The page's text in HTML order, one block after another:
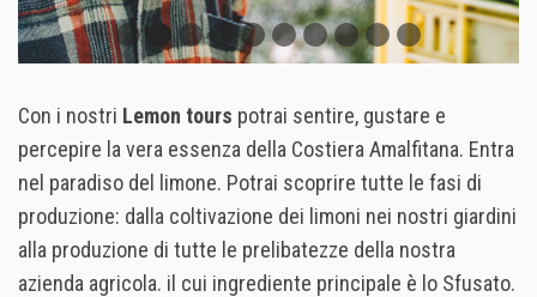
Con i nostri Lemon tours potrai sentire, gustare e
percepire la vera essenza della Costiera Amalfitana. Entra
nel paradiso del limone. Potrai scoprire tutte le fasi di
produzione: dalla coltivazione dei limoni nei nostri giardini
alla produzione di tutte le prelibatezze della nostra
azienda agricola. il cui ingrediente principale è lo Sfusato.